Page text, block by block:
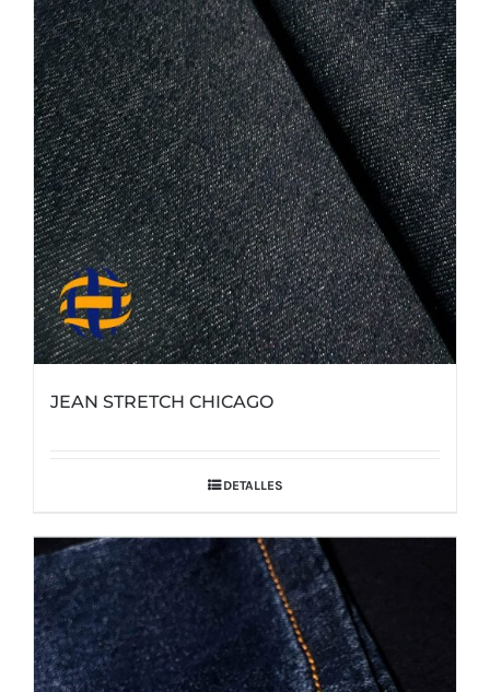
JEAN STRETCH CHICAGO
DETALLES